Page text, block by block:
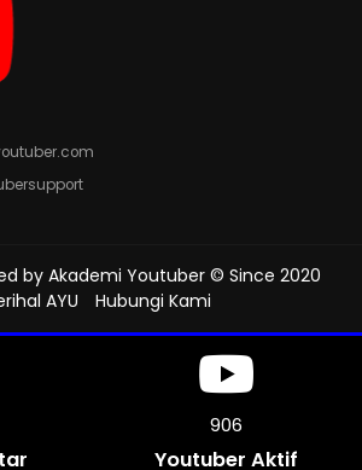
by Akademi Youtuber © Since 2020
AYU
Hubungi Kami
1079
Youtuber Aktif